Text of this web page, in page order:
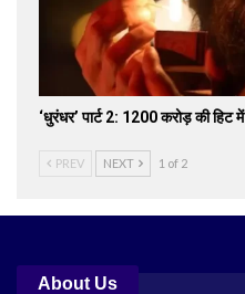
‘धुरंधर’ पार्ट 2: 1200 करोड़ की हिट
PREV NEXT 1 of 2
About Us